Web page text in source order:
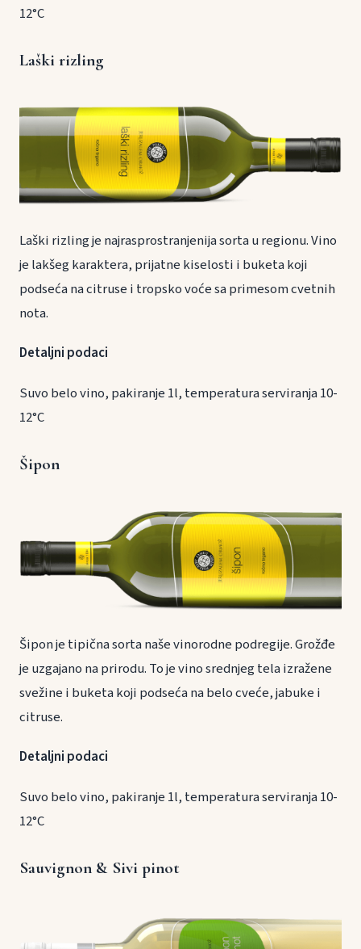
12°C
Laški rizling
Laški rizling je najrasprostranjenija sorta u regionu. Vino
je lakšeg karaktera, prijatne kiselosti i buketa koji
podseća na citruse i tropsko voće sa primesom cvetnih
nota.
Detaljni podaci
Suvo belo vino, pakiranje 1l, temperatura serviranja 10-
12°C
Šipon
Šipon je tipična sorta naše vinorodne podregije. Grožđe
je uzgajano na prirodu. To je vino srednjeg tela izražene
svežine i buketa koji podseća na belo cveće, jabuke i
citruse.
Detaljni podaci
Suvo belo vino, pakiranje 1l, temperatura serviranja 10-
12°C
Sauvignon & Sivi pinot